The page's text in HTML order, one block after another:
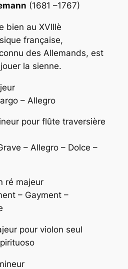
(1681 –1767)
bien au XVIIIè
française,
des Allemands, est
la sienne.
– Allegro
pour flûte traversière
– Allegro – Dolce –
ré majeur
– Gayment –
pour violon seul